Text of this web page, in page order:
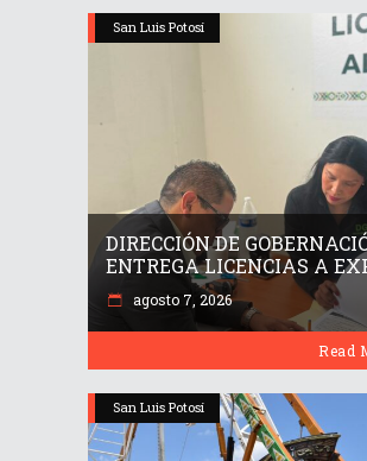
San Luis Potosí
DIRECCIÓN DE
ENTREGA LICENCIAS A
agosto 7, 2026
Read
San Luis Potosí